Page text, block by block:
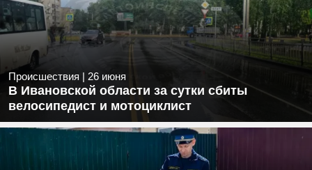
Происшествия | 26 июня
В Ивановской области за сутки сбиты
велосипедист и мотоциклист